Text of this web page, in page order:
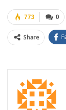
0
773
Share